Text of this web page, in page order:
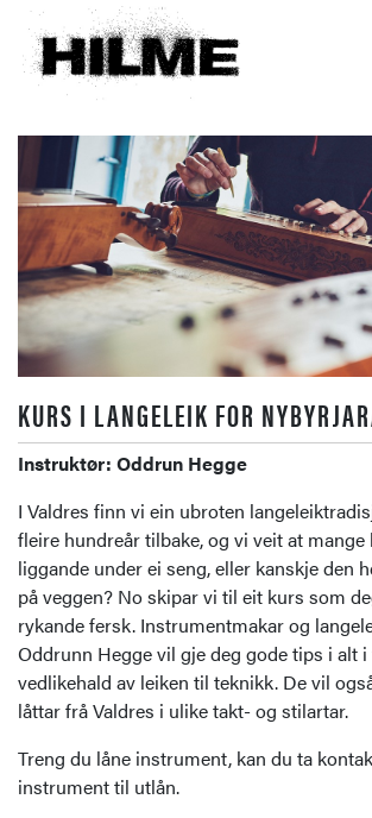
KURS I LANGELEIK FOR
Instruktør: Oddrun Hegge
I Valdres finn vi ein ubroten
fleire hundreår tilbake, og vi veit at mange
liggande under ei seng, eller kanskje den
på veggen? No skipar vi til eit kurs som
rykande fersk. Instrumentmakar og
Oddrunn Hegge vil gje deg gode tips i alt
vedlikehald av leiken til teknikk. De vil
låttar frå Valdres i ulike takt- og stilartar.
Treng du låne instrument, kan du ta
instrument til utlån.